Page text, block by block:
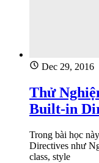
Dec 29, 2016
Thử
Built-in
Trong bài học
Directives như
class, style